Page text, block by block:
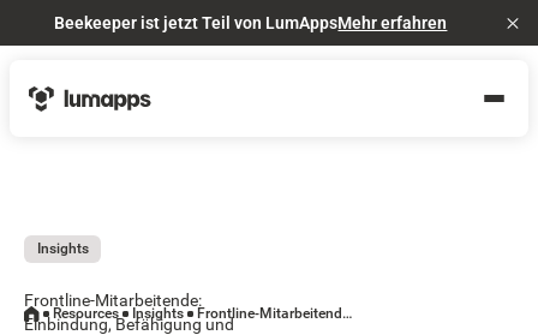
Beekeeper ist jetzt Teil von LumAppsMehr erfahren
Insights
Frontline-Mitarbeitende:
Einbindung, Befähigung und
Resources Insights Frontline-Mitarbeitende: Einbindung, Befähigung und digitale Transformation